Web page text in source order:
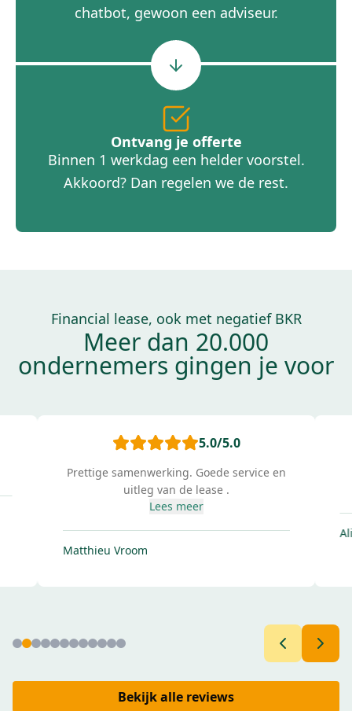
chatbot, gewoon een adviseur.
Ontvang je offerte
Binnen 1 werkdag een helder voorstel.
Akkoord? Dan regelen we de rest.
Financial lease, ook met negatief BKR
Meer dan 20.000
ondernemers gingen je voor
5.0/5.0
Prettige samenwerking. Goede service en
uitleg van de lease .
Lees meer
Matthieu Vroom
Bekijk alle reviews